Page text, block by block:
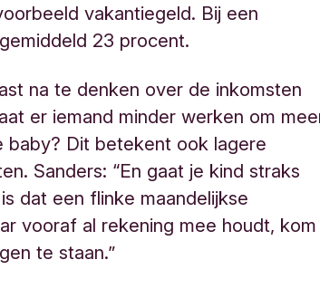
vakantiegeld. Bij een
23 procent.
na te denken over de inkomsten
er iemand minder werken om
baby? Dit betekent ook lagere
Sanders: “En gaat je kind straks
dat een flinke maandelijkse
vooraf al rekening mee houdt, kom
te staan.”